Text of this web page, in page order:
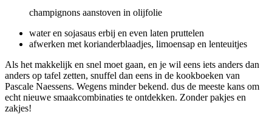
champignons aanstoven in olijfolie
water en sojasaus erbij en even laten pruttelen
afwerken met korianderblaadjes, limoensap en lenteuitjes
Als het makkelijk en snel moet gaan, en je wil eens iets anders dan
anders op tafel zetten, snuffel dan eens in de kookboeken van
Pascale Naessens. Wegens minder bekend. dus de meeste kans om
echt nieuwe smaakcombinaties te ontdekken. Zonder pakjes en
zakjes!